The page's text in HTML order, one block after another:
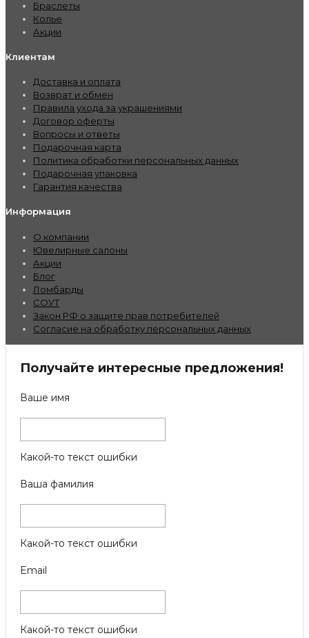
Браслеты
Колье
Акции
Клиентам
Доставка и оплата
Возврат и обмен
Правила ухода за украшениями
Договор оферты
Вопросы и ответы
Подарочная карта
Политика обработки персональных данных
Подарочная упаковка
Гарантия качества
Информация
О компании
Ювелирные салоны
Акции
Блог
Ломбарды
СОУТ
Закон РФ о защите прав потребителей
Согласие на обработку персональных данных
Получайте интересные предложения!
Ваше имя
Какой-то текст ошибки
Ваша фамилия
Какой-то текст ошибки
Email
Какой-то текст ошибки